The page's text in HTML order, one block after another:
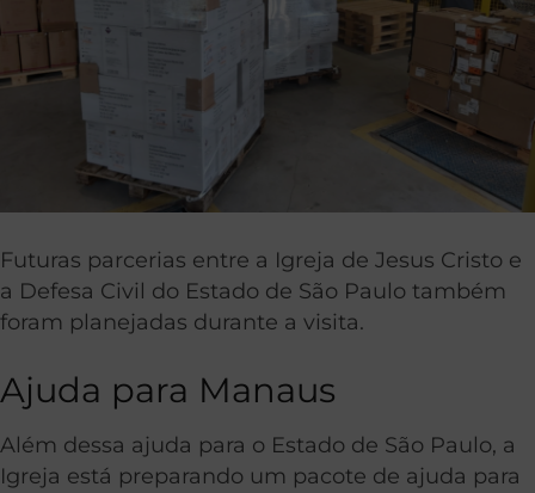
Futuras parcerias entre a Igreja de Jesus Cristo e
a Defesa Civil do Estado de São Paulo também
foram planejadas durante a visita.
Ajuda para Manaus
Além dessa ajuda para o Estado de São Paulo, a
Igreja está preparando um pacote de ajuda para